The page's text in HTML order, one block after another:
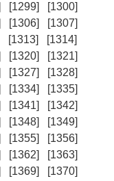
[1299]
[1300]
[1306]
[1307]
[1313]
[1314]
[1320]
[1321]
[1327]
[1328]
[1334]
[1335]
[1341]
[1342]
[1348]
[1349]
[1355]
[1356]
[1362]
[1363]
[1369]
[1370]